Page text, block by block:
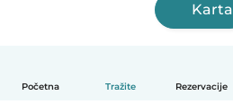
Početna Tražite Rezervacije
Karta